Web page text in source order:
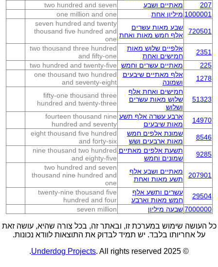
207
מאתיים ושבע
two hundred and seven
1000001 מיליון אחת one million and one
720501
שבע מאות עשרים
אלף חמש מאות ואחת
seven hundred and twenty
thousand five hundred and
one
2351
אלפיים שלוש מאות
חמישים ואחת
two thousand three hundred
and fifty-one
225
מאתיים עשרים וחמש
two hundred and twenty-five
1278
אלף מאתיים שיבעים
ושמונה
one thousand two hundred
and seventy-eight
51323
חמישים ואחת אלף
שלוש מאות עשרים
ושלוש
fifty-one thousand three
hundred and twenty-three
14970
ארבע עשרה אלף תשע
מאות שיבעים
fourteen thousand nine
hundred and seventy
8546
שמונת אלפים חמש
מאות ארבעים ושש
eight thousand five hundred
and forty-six
9285
תשעת אלפים מאתיים
שמונים וחמש
nine thousand two hundred
and eighty-five
207901
מאתיים ושבע אלף
תשע מאות ואחת
two hundred and seven
thousand nine hundred and
one
29504
עשרים ותשע אלף
חמש מאות וארבע
twenty-nine thousand five
hundred and four
7000000 שבעה מיליון seven million
כל העושה שימוש במערכת זו, ובאתר זה, בכל צורה שהיא, עושה זאת
על אחריותו בלבד. יש תמיד לבדוק את התוצאות לוודא נכונות.
© 2025
Underdog Projects. All rights reserved.